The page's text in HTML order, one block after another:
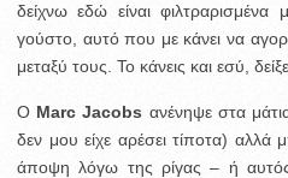
δείχνω εδώ είναι
γούστο, αυτό που με κάνει να
μεταξύ τους. Το κάνεις και εσύ, δείξε
Ο Marc Jacobs ανένηψε στα
δεν μου είχε αρέσει τίποτα)
άποψη λόγω της ρίγας – ή